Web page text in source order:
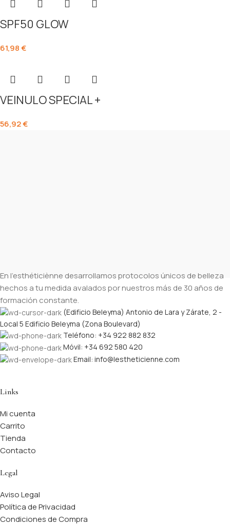
SPF50 GLOW
61,98€
VEINULO SPECIAL +
56,92€
En l’esthéticiènne desarrollamos protocolos únicos de belleza
hechos a tu medida avalados por nuestros más de 30 años de
formación constante.
(Edificio Beleyma) Antonio de Lara y Zárate, 2 -
Local 5 Edificio Beleyma (Zona Boulevard)
Teléfono: +34 922 882 832
Móvil: +34 692 580 420
Email: info@lestheticienne.com
Links
Mi cuenta
Carrito
Tienda
Contacto
Legal
Aviso Legal
Política de Privacidad
Condiciones de Compra